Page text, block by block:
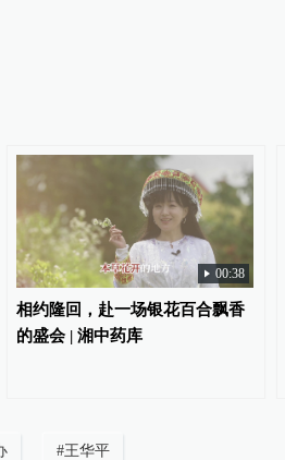
00:38
相约隆回，赴一场银花百合飘香
的盛会 | 湘中药库
#王华平